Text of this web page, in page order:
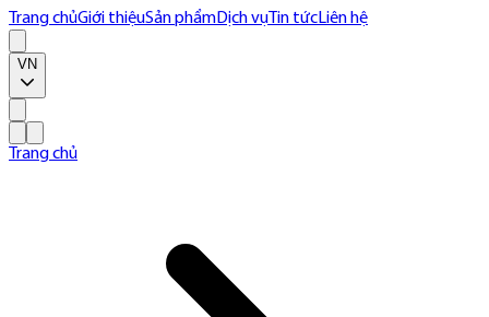
Trang chủGiới thiệuSản phẩmDịch vụ Tin tứcLiên hệ
VN
Trang chủ